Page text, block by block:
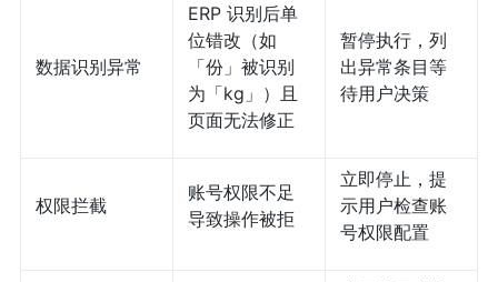
数据识别异常
ERP 识别后单
位错改（如
「份」被识别
为「kg」）且
页面无法修正
暂停执行，列
出异常条目等
待用户决策
权限拦截
账号权限不足
导致操作被拒
立即停止，提
示用户检查账
号权限配置